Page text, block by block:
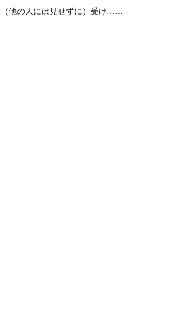
他の人には見せずに）受け……